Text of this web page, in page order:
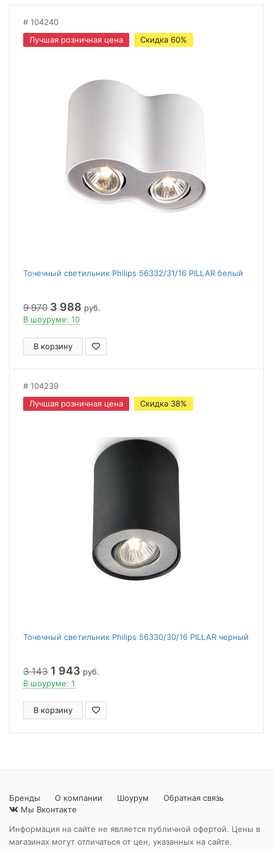
104240
Лучшая розничная цена
Скидка 60%
Точечный светильник Philips 56332/31/16 PILLAR белый
9 970 3 988 руб.
В шоуруме: 10
В корзину
104239
Лучшая розничная цена
Скидка 38%
Точечный светильник Philips 56330/30/16 PILLAR черный
3 143 1 943 руб.
В шоуруме: 1
В корзину
Бренды О компании Шоурум
Обратная связь
Мы Вконтакте
Информация на сайте не является публичной офертой. Цены в
магазинах могут отличаться от цен, указанных на сайте.